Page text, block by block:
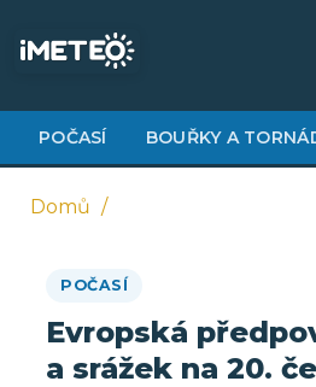
obsahu
POČASÍ BOUŘKY A
navigace
Domů
POČASÍ
Evropská
a srážek na 20.